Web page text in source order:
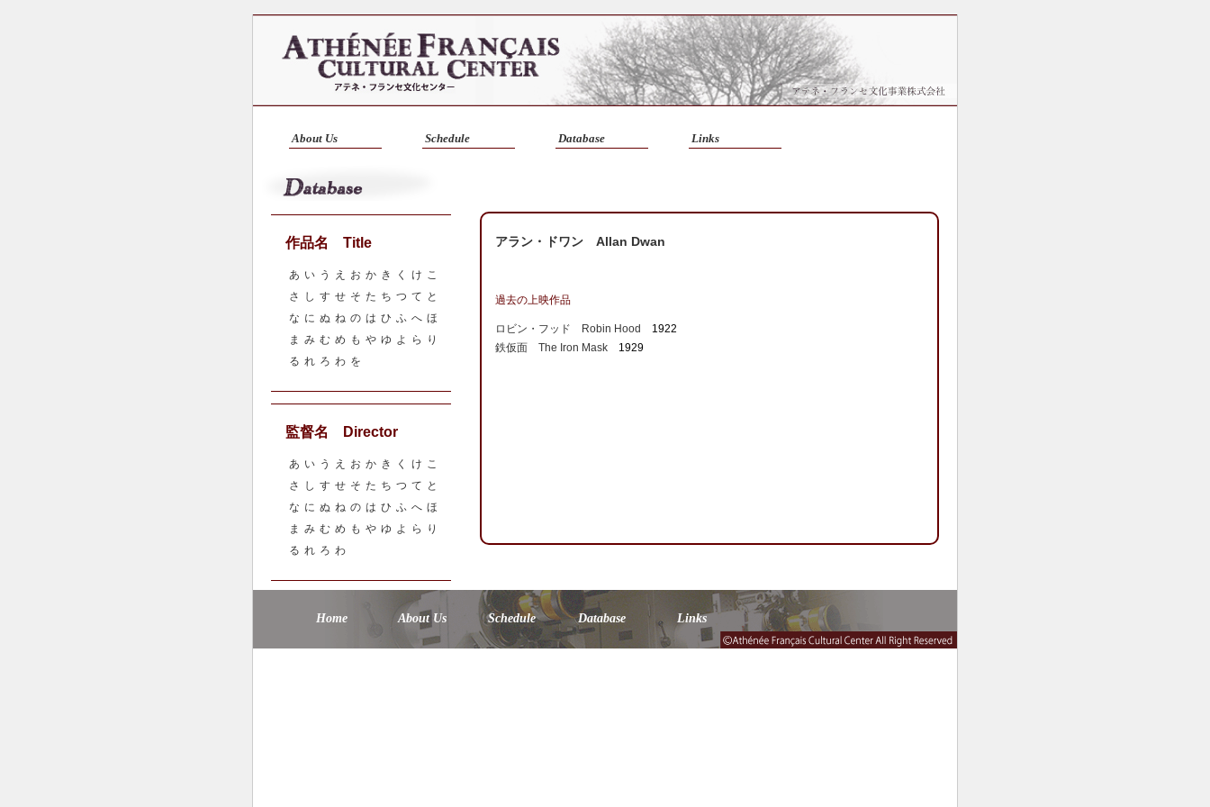
About Us Schedule Database Links
作品名 Title
あ い う え お か き く け
こ
さ
し す せ そ た ち つ て と
な に ぬ ね の は ひ ふ へ ほ
ま み む め も や ゆ よ ら
り
る れ ろ わ を
監督名 Director
あ い う え お か き く け
こ
さ
し す せ そ た ち つ て と
な に ぬ ね の は ひ ふ へ ほ
ま み む め も や ゆ よ ら
り
る れ ろ わ
アラン・ドワン Allan Dwan
過去の上映作品
ロビン・フッド Robin Hood
1922
鉄仮面 The Iron Mask 1929
Home About Us Schedule Database Links